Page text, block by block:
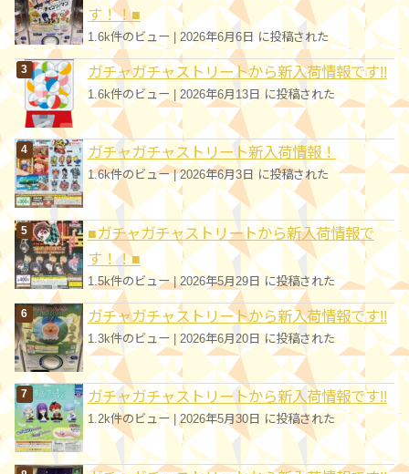
す！！■
1.6k件のビュー | 2026年6月6日 に投稿された
ガチャガチャストリートから新入荷情報です!!
1.6k件のビュー 2026年6月13日 に投稿された
ガチャガチャストリート新入荷情報！
1.6k件のビュー|2026年6月3日 に投稿された
■ガチャガチャストリートから新入荷情報で
す！！■
1.5k件のビュー| 2026年5月29日 に投稿された
ガチャガチャストリートから新入荷情報です!!
1.3k件のビュー 2026年6月20日 に投稿された
ガチャガチャストリートから新入荷情報です!!
1.2k件のビュー|2026年5月30日 に投稿された